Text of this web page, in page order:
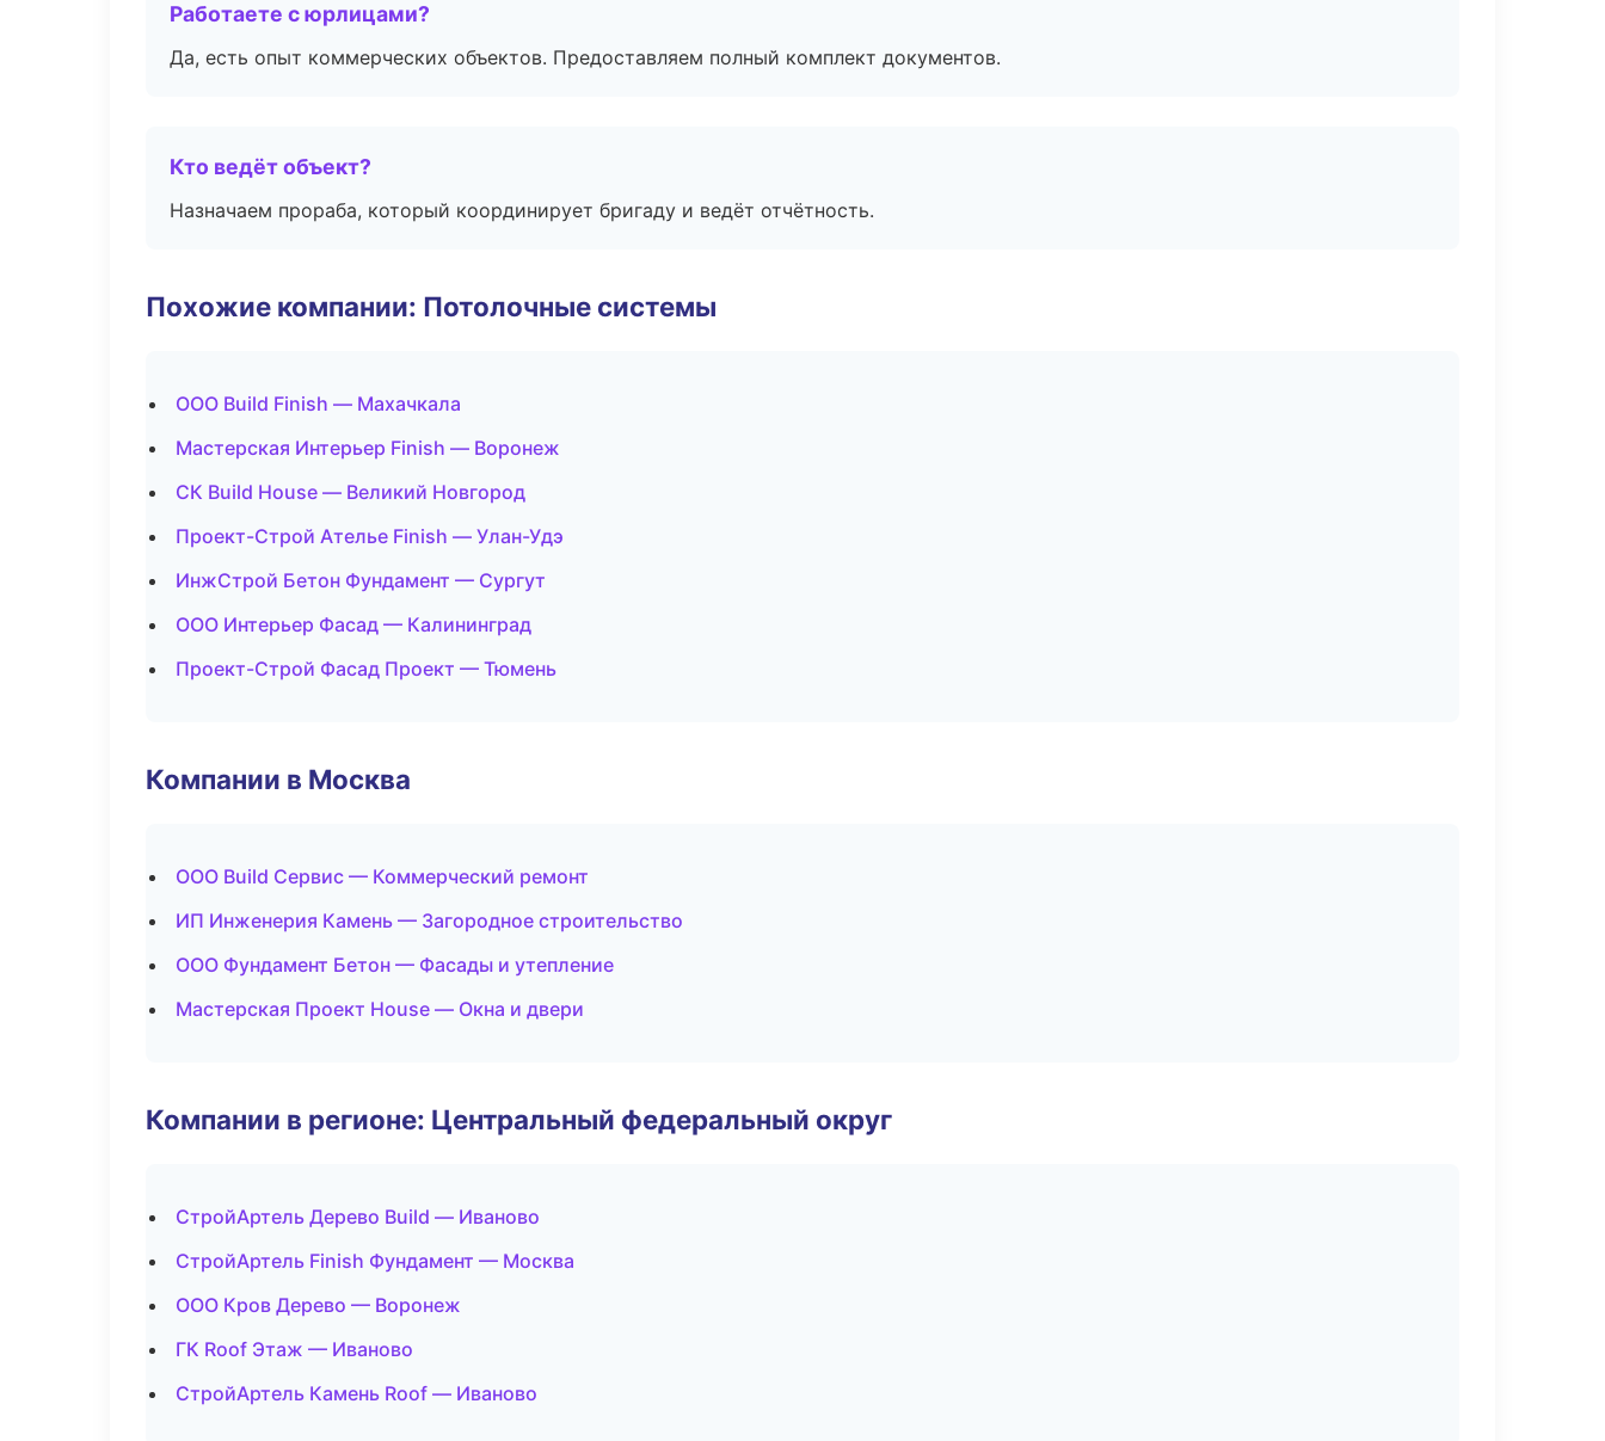
Работаете с юрлицами?
Да, есть опыт коммерческих объектов. Предоставляем полный комплект документов.
Кто ведёт объект?
Назначаем прораба, который координирует бригаду и ведёт отчётность.
Похожие компании: Потолочные системы
ООО Build Finish — Махачкала
Мастерская Интерьер Finish — Воронеж
СК Build House — Великий Новгород
Проект-Строй Ателье Finish — Улан-Удэ
ИнжСтрой Бетон Фундамент — Сургут
ООО Интерьер Фасад — Калининград
Проект-Строй Фасад Проект — Тюмень
Компании в Москва
ООО Build Сервис — Коммерческий ремонт
ИП Инженерия Камень — Загородное строительство
ООО Фундамент Бетон — Фасады и утепление
Мастерская Проект House — Окна и двери
Компании в регионе: Центральный федеральный округ
СтройАртель Дерево Build — Иваново
СтройАртель Finish Фундамент — Москва
ООО Кров Дерево — Воронеж
ГК Roof Этаж — Иваново
СтройАртель Камень Roof — Иваново